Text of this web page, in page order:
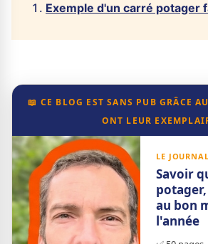
Exemple d'un carré potager
📖 CE BLOG EST SANS PUB GRÂCE
ONT LEUR
LE
Savoir
potager,
au bon
l'année